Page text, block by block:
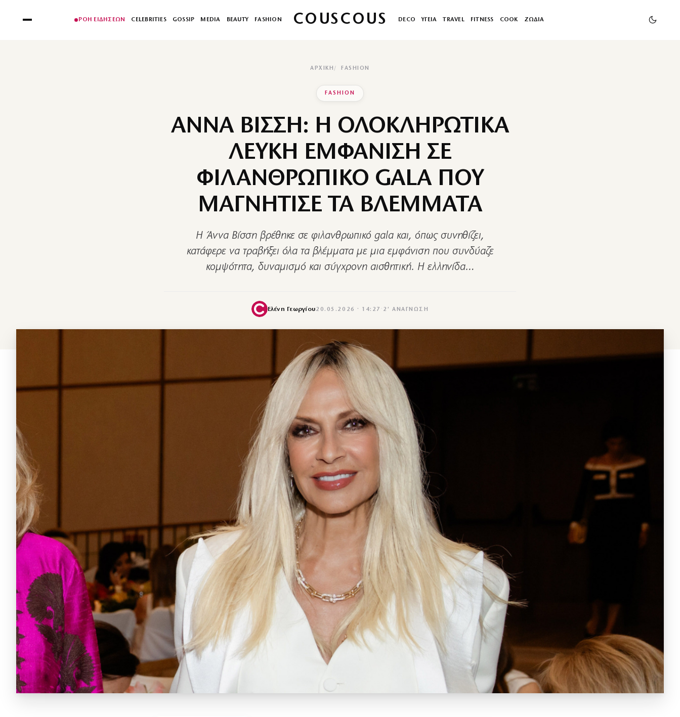
ΡΟΗ ΕΙΔΗΣΕΩΝ CELEBRITIES GOSSIP MEDIA BEAUTY FASHION COUSCOUS DECO ΥΓΕΙΑ TRAVEL FITNESS COOK ΖΩΔΙΑ
ΑΡΧΙΚΉ FASHION
FASHION
ΑΝΝΑ ΒΙΣΣΗ: Η ΟΛΟΚΛΗΡΩΤΙΚΑ
ΛΕΥΚΗ ΕΜΦΑΝΙΣΗ ΣΕ
ΦΙΛΑΝΘΡΩΠΙΚΟ GALA ΠΟΥ
ΜΑΓΝΗΤΙΣΕ ΤΑ ΒΛΕΜΜΑΤΑ
Η Άννα Βίσση βρέθηκε σε φιλανθρωπικό gala και, όπως συνηθίζει,
κατάφερε να τραβήξει όλα τα βλέμματα με μια εμφάνιση που συνδύαζε
κομψότητα, δυναμισμό και σύγχρονη αισθητική. Η ελληνίδα…
Ελένη Γεωργίου20.05.2026 · 14:27 · 2′ ΑΝΆΓΝΩΣΗ